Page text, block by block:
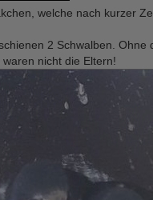
welche nach kurzer
2 Schwalben.
nicht die Eltern!